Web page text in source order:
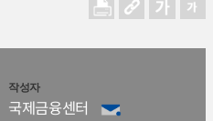
작성자
국제금융센터